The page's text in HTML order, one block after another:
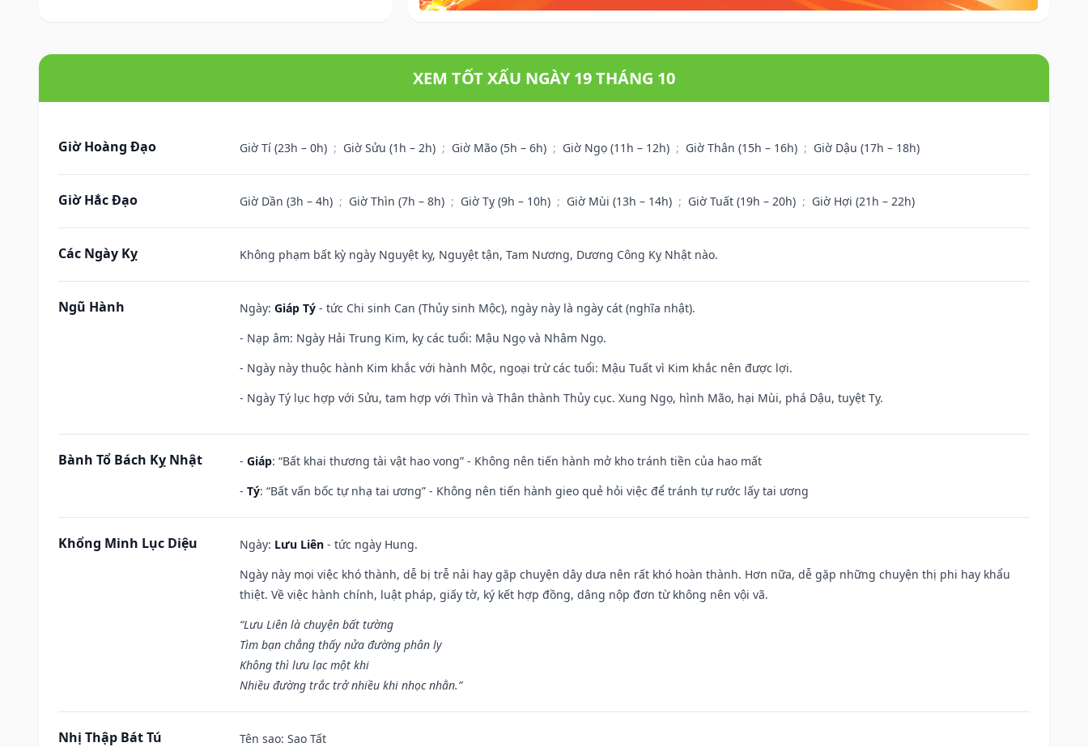
XEM TỐT XẤU NGÀY 19 THÁNG 10
Giờ Hoàng Đạo Giờ Tí (23h – 0h) ; Giờ Sửu (1h – 2h) ; Giờ Mão (5h – 6h) ; Giờ Ngọ (11h – 12h) ; Giờ Thân (15h – 16h) ; Giờ Dậu (17h – 18h)
Giờ Hắc Đạo Giờ Dần (3h – 4h) ; Giờ Thìn (7h – 8h) ; Giờ Tỵ (9h – 10h) ; Giờ Mùi (13h – 14h) ; Giờ Tuất (19h – 20h) ; Giờ Hợi (21h – 22h)
Các Ngày Kỵ Không phạm bất kỳ ngày Nguyệt kỵ, Nguyệt tận, Tam Nương, Dương Công Kỵ Nhật nào.
Ngũ Hành Ngày: Giáp Tý - tức Chi sinh Can (Thủy sinh Mộc), ngày này là ngày cát (nghĩa nhật).
- Nạp âm: Ngày Hải Trung Kim, kỵ các tuổi: Mậu Ngọ và Nhâm Ngọ.
- Ngày này thuộc hành Kim khắc với hành Mộc, ngoại trừ các tuổi: Mậu Tuất vì Kim khắc nên được lợi.
- Ngày Tý lục hợp với Sửu, tam hợp với Thìn và Thân thành Thủy cục. Xung Ngọ, hình Mão, hại Mùi, phá Dậu, tuyệt Tỵ.
Bành Tổ Bách Kỵ Nhật - Giáp: “Bất khai thương tài vật hao vong” - Không nên tiến hành mở kho tránh tiền của hao mất
- Tý: “Bất vấn bốc tự nhạ tai ương” - Không nên tiến hành gieo quẻ hỏi việc để tránh tự rước lấy tai ương
Khổng Minh Lục Diệu Ngày: Lưu Liên - tức ngày Hung.
Ngày này mọi việc khó thành, dễ bị trễ nải hay gặp chuyện dây dưa nên rất khó hoàn thành. Hơn nữa, dễ gặp những chuyện thị phi hay khẩu
thiệt. Về việc hành chính, luật pháp, giấy tờ, ký kết hợp đồng, dâng nộp đơn từ không nên vội vã.
“Lưu Liên là chuyện bất tường
Tìm bạn chẳng thấy nửa đường phân ly
Không thì lưu lạc một khi
Nhiều đường trắc trở nhiều khi nhọc nhằn.”
Nhị Thập Bát Tú Tên sao: Sao Tất